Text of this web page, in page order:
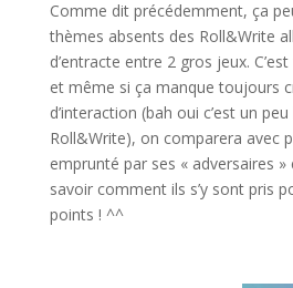
Comme dit précédemment, ça
thèmes absents des Roll&Write
d’entracte entre 2 gros jeux.
et même si ça manque toujours
d’interaction (bah oui c’est un
Roll&Write), on comparera avec
emprunté par ses « adversaires
savoir comment ils s’y sont pris
points ! ^^